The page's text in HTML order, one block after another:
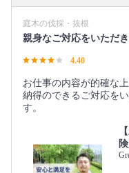
庭木の伐採・抜根
親身なご対応をいただ
4.40
お仕事の内容が的確な
納得のできるご対応を
す。